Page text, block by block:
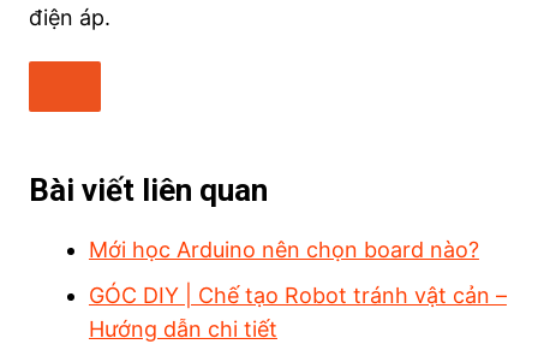
điện áp.
Bài viết liên quan
Mới học Arduino nên chọn board nào?
GÓC DIY | Chế tạo Robot tránh vật cản –
Hướng dẫn chi tiết